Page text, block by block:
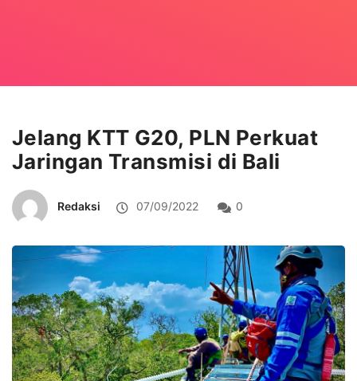
Jelang KTT G20, PLN Perkuat
Jaringan Transmisi di Bali
Redaksi 07/09/2022 0